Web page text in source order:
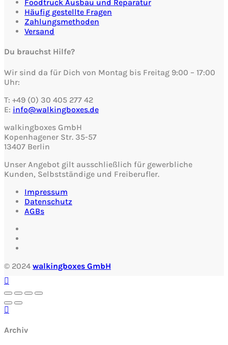
Foodtruck Ausbau und Reparatur
Häufig gestellte Fragen
Zahlungsmethoden
Versand
Du brauchst Hilfe?
Wir sind da für Dich von Montag bis Freitag 9:00 – 17:00
Uhr:
T: +49 (0) 30 405 277 42
E: info@walkingboxes.de
walkingboxes GmbH
Kopenhagener Str. 35-57
13407 Berlin
Unser Angebot gilt ausschließlich für gewerbliche
Kunden, Selbstständige und Freiberufler.
Impressum
Datenschutz
AGBs
© 2024 walkingboxes GmbH
Archiv